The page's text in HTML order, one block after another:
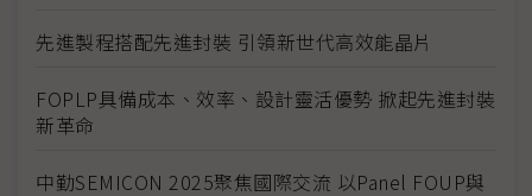
先進製程搭配先進封裝 引領新世代高效能晶片
FOPLP具備成本、效率、設計靈活優勢 掀起先進封裝
新革命
中勤SEMICON 2025聚焦國際交流 以Panel FOUP與